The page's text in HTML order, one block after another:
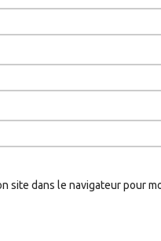
site dans le navigateur pour